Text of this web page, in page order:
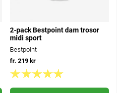
2-pack Bestpoint dam trosor
midi sport
Bestpoint
fr. 219 kr